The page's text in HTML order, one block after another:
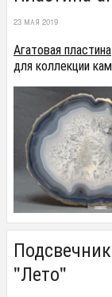
23 МАЯ 2019
Агатовая пластина
для коллекции
"Лето"